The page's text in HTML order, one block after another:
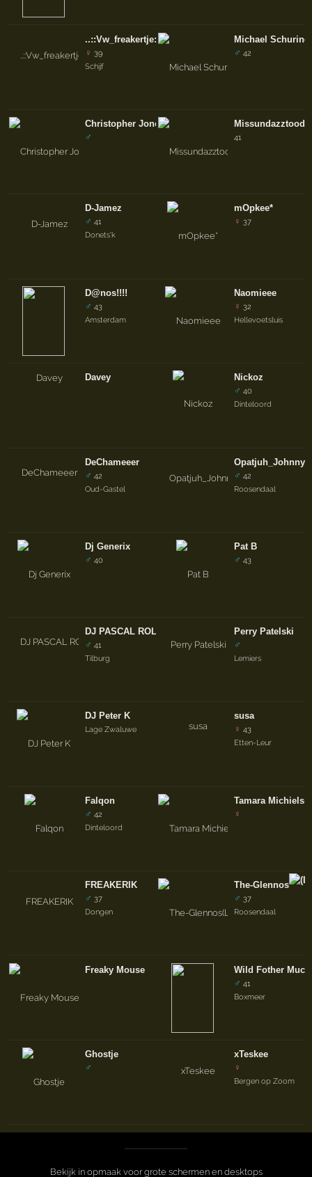
..::Vw_freakertje::..
♀ 39
Schijf
Christopher Jones ™
♂
D-Jamez
♂ 41
Donets'k
D@nos!!!!
♂ 43
Amsterdam
Davey
DeChameeer
♂ 42
Oud-Gastel
Dj Generix
♂ 40
DJ PASCAL ROLAY
♂ 41
Tilburg
DJ Peter K
Lage Zwaluwe
Falqon
♂ 42
Dinteloord
FREAKERIK
♂ 37
Dongen
Freaky Mouse
Ghostje
♂
Michael Schuring
♂ 42
Missundazztood!!
41
mOpkee*
♀ 37
Naomieee
♀ 32
Hellevoetsluis
Nickoz
♂ 40
Dinteloord
Opatjuh_Johnny
♂ 42
Roosendaal
Pat B
♂ 43
Perry Patelski
♂
Lemiers
susa
♀ 43
Etten-Leur
Tamara
♀
The-Glennos
♂ 37
Roosendaal
Wild Fother
♂ 41
Boxmeer
xTeskee
♀
Bergen op Zoom
Bekijk in opmaak voor grote schermen en desktops